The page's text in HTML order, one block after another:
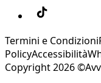
Termini e Condizioni
PolicyAccessibilità
Copyright 2026